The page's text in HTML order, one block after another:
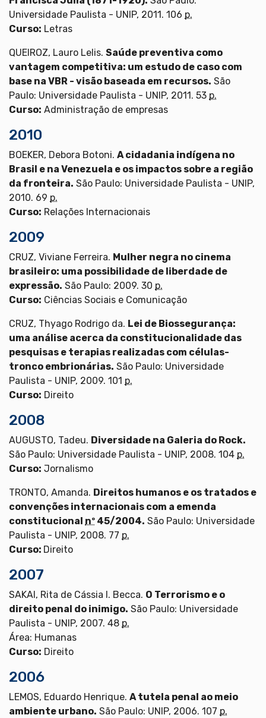
Universidade Paulista - UNIP, 2011. 106 p.
Curso: Letras
QUEIROZ, Lauro Lelis. Saúde preventiva como
vantagem competitiva: um estudo de caso com
base na VBR - visão baseada em recursos. São
Paulo: Universidade Paulista - UNIP, 2011. 53 p.
Curso: Administração de empresas
2010
BOEKER, Debora Botoni. A cidadania indígena no
Brasil e na Venezuela e os impactos sobre a região
da fronteira. São Paulo: Universidade Paulista - UNIP,
2010. 69 p.
Curso: Relações Internacionais
2009
CRUZ, Viviane Ferreira. Mulher negra no cinema
brasileiro: uma possibilidade de liberdade de
expressão. São Paulo: 2009. 30 p.
Curso: Ciências Sociais e Comunicação
CRUZ, Thyago Rodrigo da. Lei de Biossegurança:
uma análise acerca da constitucionalidade das
pesquisas e terapias realizadas com células-
tronco embrionárias. São Paulo: Universidade
Paulista - UNIP, 2009. 101 p.
Curso: Direito
2008
AUGUSTO, Tadeu. Diversidade na Galeria do Rock.
São Paulo: Universidade Paulista - UNIP, 2008. 104 p.
Curso: Jornalismo
TRONTO, Amanda. Direitos humanos e os tratados e
convenções internacionais com a emenda
constitucional nº 45/2004. São Paulo: Universidade
Paulista - UNIP, 2008. 77 p.
Curso: Direito
2007
SAKAI, Rita de Cássia I. Becca. O Terrorismo e o
direito penal do inimigo. São Paulo: Universidade
Paulista - UNIP, 2007. 48 p.
Área: Humanas
Curso: Direito
2006
LEMOS, Eduardo Henrique. A tutela penal ao meio
ambiente urbano. São Paulo: UNIP, 2006. 107 p.